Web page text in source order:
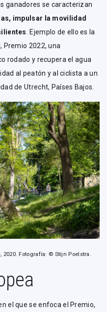
ganadores se caracterizan
impulsar la movilidad
. Ejemplo de ello es la
, Premio 2022, una
rodado y recupera el agua
al peatón y al ciclista a un
de Utrecht, Países Bajos.
Fotografía: © Stijn Poelstra.
el que se enfoca el Premio,